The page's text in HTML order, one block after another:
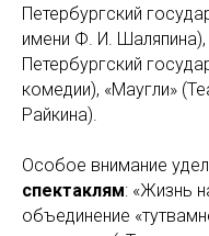
Петербургский
имени Ф. И.
Петербургский
комедии), «Маугли»
Райкина).
Особое внимание
спектаклям: «Жизнь
объединение